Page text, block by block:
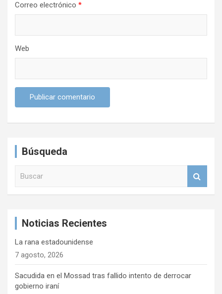
Correo electrónico *
Web
Búsqueda
Noticias Recientes
La rana estadounidense
7 agosto, 2026
Sacudida en el Mossad tras fallido intento de derrocar
gobierno iraní